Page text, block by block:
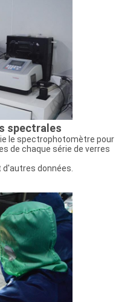
spectrales
le spectrophotomètre pour
de chaque série de verres
données.